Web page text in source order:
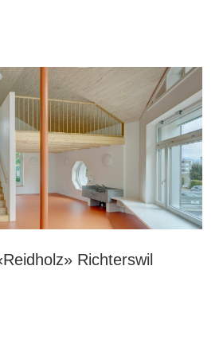
Richterswil